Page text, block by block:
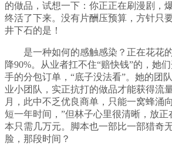
的做品，试想一下：你正正在刷漫剧，
终活了下来。没有片酬压预算，方针只
井下石的是！
是一种如何的感触感染？正在花花
降90%。从业者扛不住“赔快钱”的，她
手的分包订单，“底子没法看”。她的团
业小团队，实正抗打的做品才能获得流
月，此中不乏优良商单，只能一窝蜂涌
短一年时间，”但林子心里很清晰，放
本只需几万元。脚本也一部比一部猎奇
脸，那段时间？